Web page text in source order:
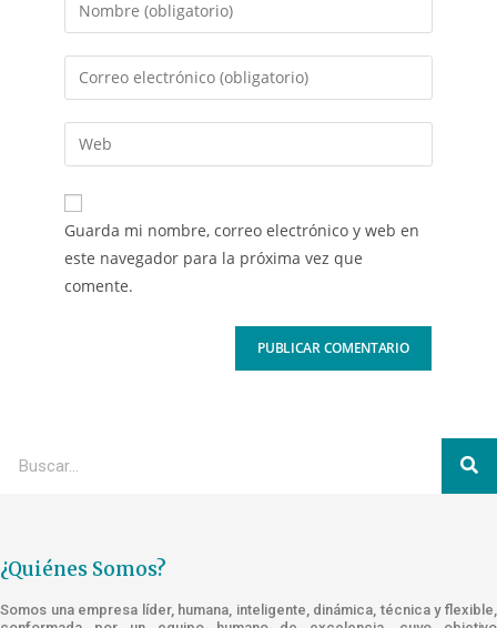
Guarda mi nombre, correo electrónico y web en
este navegador para la próxima vez que
comente.
¿Quiénes Somos?
Somos una empresa líder, humana, inteligente, dinámica, técnica y flexible,